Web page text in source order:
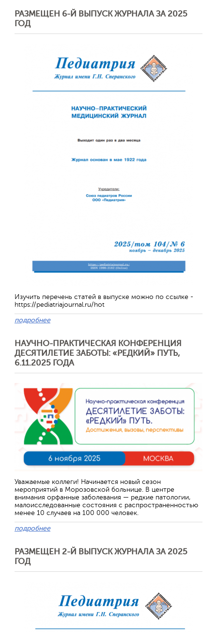
РАЗМЕЩЕН 6-Й ВЫПУСК ЖУРНАЛА ЗА 2025
ГОД
Изучить перечень статей в выпуске можно по ссылке -
https://pediatriajournal.ru/hot
подробнее
НАУЧНО-ПРАКТИЧЕСКАЯ КОНФЕРЕНЦИЯ
ДЕСЯТИЛЕТИЕ ЗАБОТЫ: «РЕДКИЙ» ПУТЬ,
6.11.2025 ГОДА
Уважаемые коллеги! Начинается новый сезон
мероприятий в Морозовской больнице. В центре
внимания орфанные заболевания — редкие патологии,
малоисследованные состояния с распространенностью
менее 10 случаев на 100 000 человек.
подробнее
РАЗМЕЩЕН 2-Й ВЫПУСК ЖУРНАЛА ЗА 2025
ГОД
Отправить